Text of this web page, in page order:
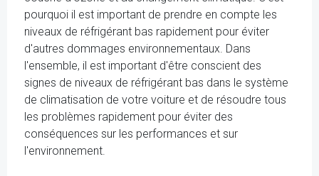
pourquoi il est important de prendre en compte les
niveaux de réfrigérant bas rapidement pour éviter
d'autres dommages environnementaux. Dans
l'ensemble, il est important d'être conscient des
signes de niveaux de réfrigérant bas dans le système
de climatisation de votre voiture et de résoudre tous
les problèmes rapidement pour éviter des
conséquences sur les performances et sur
l'environnement.